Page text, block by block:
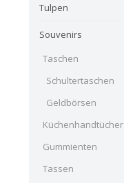
Tulpen
Souvenirs
Taschen
Schultertaschen
Geldbörsen
Küchenhandtücher
Gummienten
Tassen